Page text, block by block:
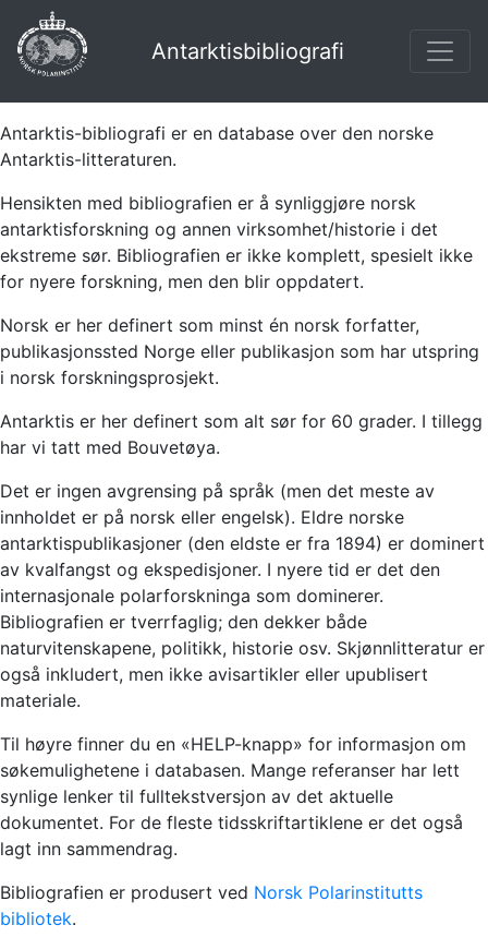
Antarktisbibliografi
Antarktis-bibliografi er en database over den norske
Antarktis-litteraturen.
Hensikten med bibliografien er å synliggjøre norsk
antarktisforskning og annen virksomhet/historie i det
ekstreme sør. Bibliografien er ikke komplett, spesielt ikke
for nyere forskning, men den blir oppdatert.
Norsk er her definert som minst én norsk forfatter,
publikasjonssted Norge eller publikasjon som har utspring
i norsk forskningsprosjekt.
Antarktis er her definert som alt sør for 60 grader. I tillegg
har vi tatt med Bouvetøya.
Det er ingen avgrensing på språk (men det meste av
innholdet er på norsk eller engelsk). Eldre norske
antarktispublikasjoner (den eldste er fra 1894) er dominert
av kvalfangst og ekspedisjoner. I nyere tid er det den
internasjonale polarforskninga som dominerer.
Bibliografien er tverrfaglig; den dekker både
naturvitenskapene, politikk, historie osv. Skjønnlitteratur er
også inkludert, men ikke avisartikler eller upublisert
materiale.
Til høyre finner du en «HELP-knapp» for informasjon om
søkemulighetene i databasen. Mange referanser har lett
synlige lenker til fulltekstversjon av det aktuelle
dokumentet. For de fleste tidsskriftartiklene er det også
lagt inn sammendrag.
Bibliografien er produsert ved Norsk Polarinstitutts
bibliotek.